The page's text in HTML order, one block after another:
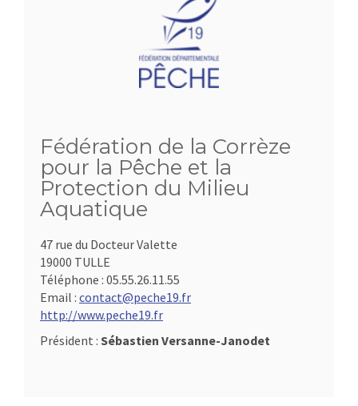
Fédération de la Corrèze
pour la Pêche et la
Protection du Milieu
Aquatique
47 rue du Docteur Valette
19000 TULLE
Téléphone : 05.55.26.11.55
Email : contact@peche19.fr
http://www.peche19.fr
Président : Sébastien Versanne-Janodet